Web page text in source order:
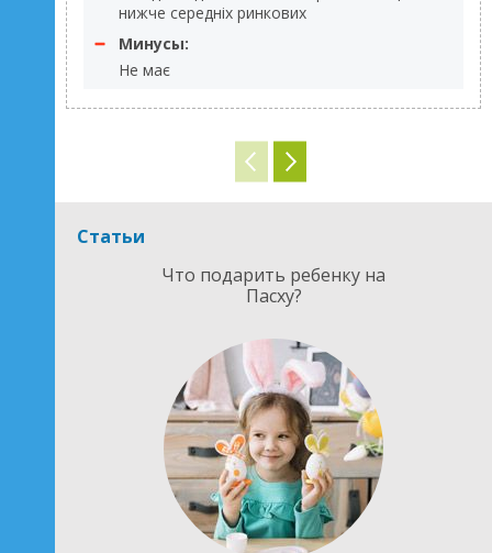
нижче середніх ринкових
Минусы:
Не має
Статьи
Что подарить ребенку на
Пасху?